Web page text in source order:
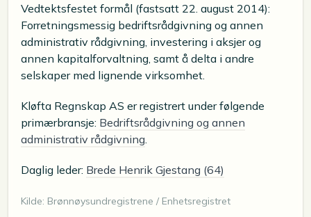
Vedtektsfestet formål (fastsatt 22. august 2014):
Forretningsmessig bedriftsrådgivning og annen
administrativ rådgivning, investering i aksjer og
annen kapitalforvaltning, samt å delta i andre
selskaper med lignende virksomhet.
Kløfta Regnskap AS er registrert under følgende
primærbransje: Bedriftsrådgivning og annen
administrativ rådgivning
Daglig leder: Brede Henrik Gjestang (64)
Kilde: Brønnøysundregistrene / Enhetsregistret